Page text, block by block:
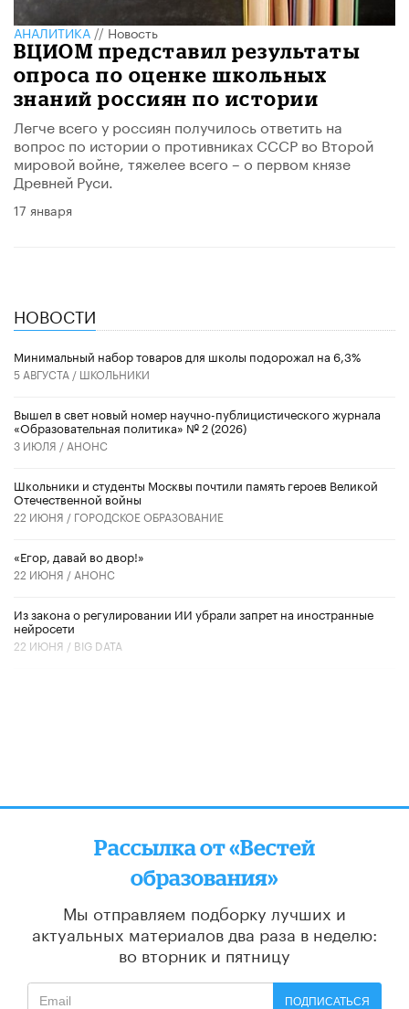
АНАЛИТИКА//Новость
ВЦИОМ представил результаты
опроса по оценке школьных
знаний россиян по истории
Легче всего у россиян получилось ответить на
вопрос по истории о противниках СССР во Второй
мировой войне, тяжелее всего – о первом князе
Древней Руси.
17 января
НОВОСТИ
Минимальный набор товаров для школы подорожал на 6,3%
5 АВГУСТА / ШКОЛЬНИКИ
Вышел в свет новый номер научно-публицистического журнала
«Образовательная политика» № 2 (2026)
3 ИЮЛЯ / АНОНС
Школьники и студенты Москвы почтили память героев Великой
Отечественной войны
22 ИЮНЯ / ГОРОДСКОЕ ОБРАЗОВАНИЕ
«Егор, давай во двор!»
22 ИЮНЯ / АНОНС
Из закона о регулировании ИИ убрали запрет на иностранные
нейросети
22 ИЮНЯ / BIG DATA
Рассылка от «Вестей
образования»
Мы отправляем подборку лучших и
актуальных материалов два раза в неделю:
во вторник и пятницу
ПОДПИСАТЬСЯ